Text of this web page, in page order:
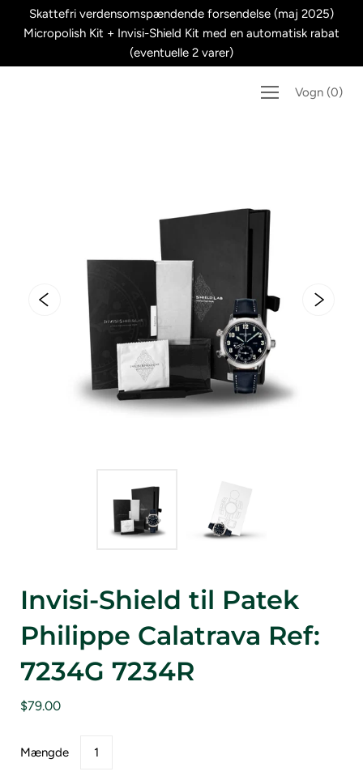
SpringSkattefri verdensomspændende forsendelse (maj 2025)
Micropolish Kit + Invisi-Shield Kit med en automatisk rabat
(eventuelle 2 varer)
Vogn (0)
Invisi-Shield til Patek
Philippe Calatrava Ref:
7234G 7234R
$79.00
Mængde